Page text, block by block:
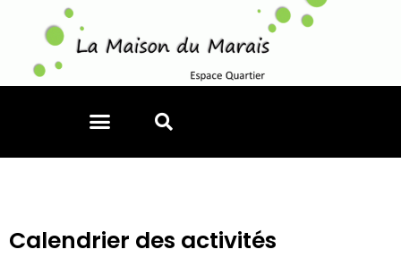
Calendrier des activités